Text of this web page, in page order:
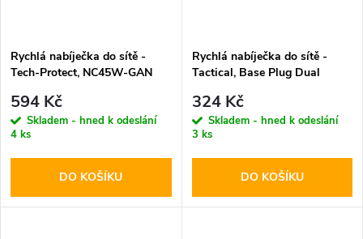
Rychlá nabíječka do sítě -
Tech-Protect, NC45W-GAN
594 Kč
Skladem - hned k odeslání
4 ks
DO KOŠÍKU
Rychlá nabíječka do sítě -
Tactical, Base Plug Dual
324 Kč
Skladem - hned k odeslání
3 ks
DO KOŠÍKU